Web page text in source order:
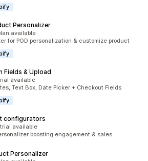
Personalizer
available
for POD personalization & customize product
Fields & Upload
available
Text Box, Date Picker + Checkout Fields
configurators
available
boosting engagement & sales
Personalizer